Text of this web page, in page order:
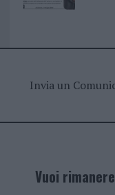
Invia un
Vuoi